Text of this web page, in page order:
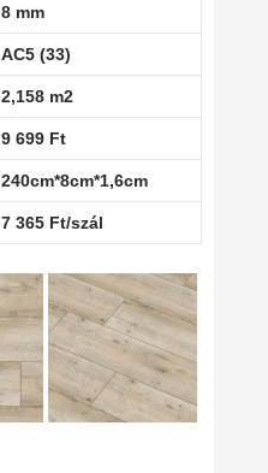
8 mm
AC5 (33)
2,158 m2
9 699 Ft
240cm*8cm*1,6cm
7 365 Ft/szál